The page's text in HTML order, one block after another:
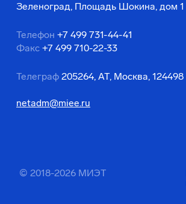
Зеленоград, Площадь Шокина, дом 1
Телефон +7 499 731-44-41
Факс +7 499 710-22-33
Телеграф 205264, АТ, Москва, 124498
netadm@miee.ru
© 2018-2026 МИЭТ